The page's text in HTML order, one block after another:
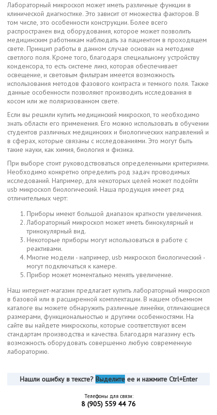
Лабораторный микроскоп может иметь различные функции в
клинической диагностике. Это зависит от множества факторов. В
том числе, это особенности конструкции. Более всего
распространен вид оборудования, которое может позволить
медицинским работникам наблюдать за пациентом в проходящем
свете. Принцип работы в данном случае основан на методике
светлого поля. Кроме того, благодаря специальному устройству
конденсора, то есть системе линз, которая обеспечивает
освещение, и световым фильтрам имеется возможность
использования методов фазового контраста и темного поля. Также
данные особенности позволяют производить исследования в
косом или же поляризованном свете.
Если вы решили купить медицинский микроскоп, то необходимо
знать области его применения. Его можно использовать в обучении
студентов различных медицинских и биологических направлений и
в сферах, которые связаны с исследованиями. Это могут быть
такие науки, как химия, биология и физика.
При выборе стоит руководствоваться определенными критериями.
Необходимо конкретно определить род задач проводимых
исследований. Например, для некоторых целей может подойти
usb микроскоп биологический. Наша продукция имеет ряд
отличительных черт:
Приборы имеют большой диапазон кратности увеличения.
Лабораторный микроскоп может иметь бинокулярный и
тринокулярный вид.
Некоторые приборы могут использоваться в работе с
реактивами.
Многие модели - например, usb микроскоп биологический -
могут подключаться к камере.
Прибор может моментально менять увеличение.
Наш интернет-магазин предлагает купить лабораторный микроскоп
в базовой или в расширенной комплектации. В нашем объемном
каталоге вы можете обнаружить различные линейки, отличающиеся
размерами, функциональностью и другими особенностями. На
сайте вы найдете микроскопы, которые соответствуют всем
стандартам производства и качества. Благодаря магазину есть
возможность оборудовать совершенно любую современную
лабораторию.
Нашли ошибку в тексте? Выделитеее и нажмите Ctrl+Enter
Телефоны для связи:
8 (905) 559 44 76